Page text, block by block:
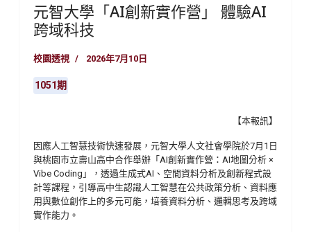
元智大學「AI創新實作營」 體驗AI
跨域科技
校園透視 2026年7月10日
1051期
【本報訊】
因應人工智慧技術快速發展，元智大學人文社會學院於7月1日
與桃園市立壽山高中合作舉辦「AI創新實作營：AI地圖分析 ×
Vibe Coding」，透過生成式AI、空間資料分析及創新程式設
計等課程，引導高中生認識人工智慧在公共政策分析、資料應
用與數位創作上的多元可能，培養資料分析、邏輯思考及跨域
實作能力。